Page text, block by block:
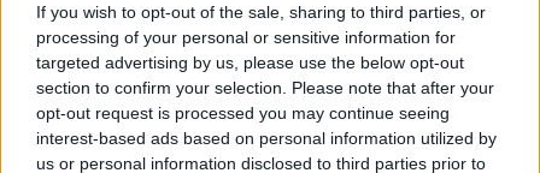
If you wish to opt-out of the sale, sharing to third parties, or
processing of your personal or sensitive information for
targeted advertising by us, please use the below opt-out
section to confirm your selection. Please note that after your
opt-out request is processed you may continue seeing
interest-based ads based on personal information utilized by
us or personal information disclosed to third parties prior to
jovens no Largo da Câmara Municipal.
Instituído pelas Nações Unidas, o “ Dia Internacional da
Juventude”procura chamar a atenção para os desafios,
as oportunidades e a participação das novas gerações na
sociedade.
ATUALIDADE
Cultura digital pode “comprometer”
a criatividade antes de “provocar”